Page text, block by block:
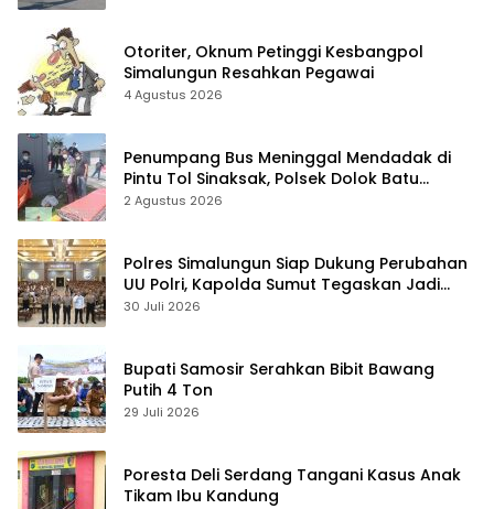
Otoriter, Oknum Petinggi Kesbangpol
Simalungun Resahkan Pegawai
4 Agustus 2026
Penumpang Bus Meninggal Mendadak di
Pintu Tol Sinaksak, Polsek Dolok Batu
Nanggar Gerak Cepat Olah TKP
2 Agustus 2026
Polres Simalungun Siap Dukung Perubahan
UU Polri, Kapolda Sumut Tegaskan Jadi
Fondasi Penguatan Profesionalisme dan
30 Juli 2026
Bupati Samosir Serahkan Bibit Bawang
Putih 4 Ton
29 Juli 2026
Poresta Deli Serdang Tangani Kasus Anak
Tikam Ibu Kandung